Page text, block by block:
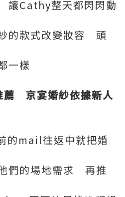
讓Cathy整天都閃閃動
的款式改變妝容 頭
一樣
薦 京宴婚紗依據新人
的mail往返中就把婚
們的場地需求 再推